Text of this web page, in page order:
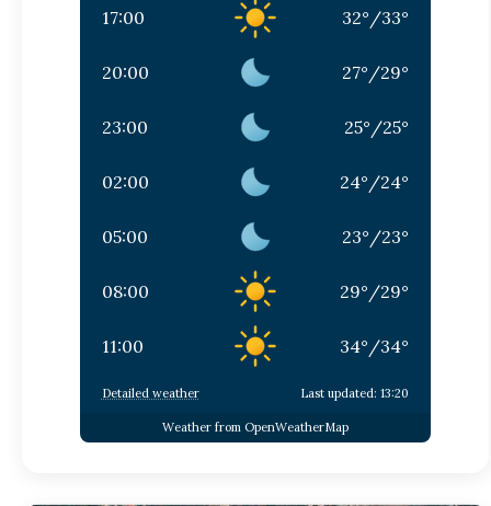
17:00 32° /33°
20:00 27° /29°
23:00 25° /25°
02:00 24° /24°
05:00 23° /23°
08:00 29° /29°
11:00 34° /34°
Detailed weather Last updated: 13:20
Weather from OpenWeatherMap